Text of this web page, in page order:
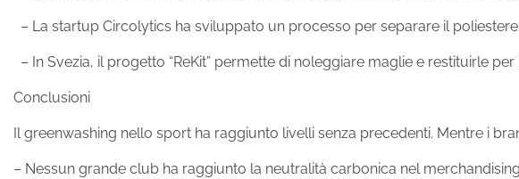
– La startup Circolytics ha sviluppato un processo per separare il
– In Svezia, il progetto “ReKit” permette di noleggiare maglie e restituirle per
Conclusioni
Il greenwashing nello sport ha raggiunto livelli senza precedenti. Mentre i
– Nessun grande club ha raggiunto la neutralità carbonica nel